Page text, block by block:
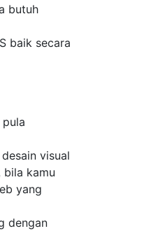
butuh
baik secara
visual
bila kamu
yang
dengan